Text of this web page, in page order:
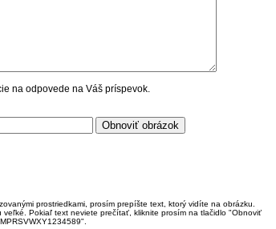
na odpovede na Váš príspevok.
prostriedkami, prosím prepíšte text, ktorý vidíte na obrázku.
Pokiaľ text neviete prečítať, kliknite prosím na tlačidlo "Obnoviť